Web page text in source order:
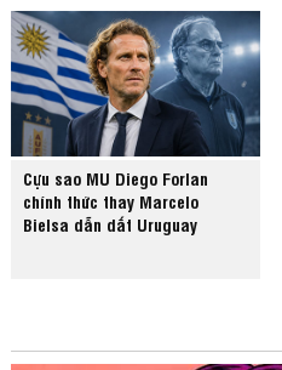
Cựu sao MU Diego Forlan
chính thức thay Marcelo
Bielsa dẫn dắt Uruguay